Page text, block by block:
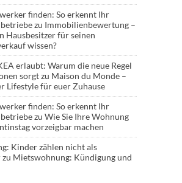
finden: So erkennt Ihr
zu Immobilienbewertung –
Hausbesitzer für seinen
wissen?
erlaubt: Warum die neue Regel
sorgtzu Maison du Monde –
Lifestyle für euer Zuhause
finden: So erkennt Ihr
zu Wie Sie Ihre Wohnung
vorzeigbar machen
Kinder zählen nicht als
zu Mietswohnung: Kündigung und